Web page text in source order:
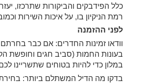
כלל הפידבקים והביקורות שתרכזו,
רמת הניקיון בו, על איכות השירות
לפני ההזמנה
וודאו זמינות החדרים: אם כבר בחרתם
בעונות החמות (סביב חגים וחופשת
במלון כדי להיות בטוחים שתשריינו
בדקו מה הדיל המשתלם ביותר: